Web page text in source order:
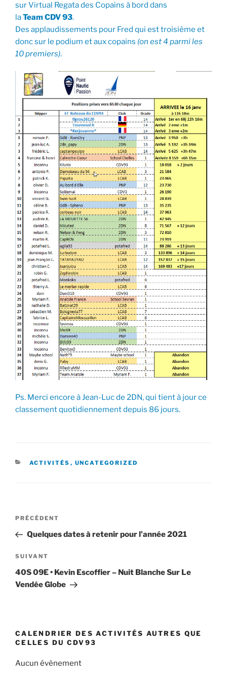
sur Virtual Regata des Copains à bord dans
laTeam CDV 93.
Des applaudissements pour Fred qui est troisième et
donc sur le podium et aux copains (on est 4 parmi les
10 premiers).
Ps. Merci encore à Jean-Luc de 2DN, qui tient à jour ce
classement quotidiennement depuis 86 jours.
CATÉGORIES
ACTIVITÉS , UNCATEGORIZED
Navigation
l’article
Article
précédent
PRÉCÉDENT
Quelques dates à retenir pour l’année 2021
Article
suivant
SUIVANT
40S 09E • Kevin Escoffier – Nuit Blanche Sur Le
Vendée Globe
CALENDRIER DES ACTIVITÉS AUTRES QUE
CELLES DU CDV93
Aucun évènement